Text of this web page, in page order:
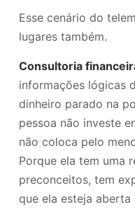
Esse cenário do
lugares também.
Consultoria
informações lógicas
dinheiro parado na
pessoa não investe
não coloca pelo
Porque ela tem uma
preconceitos, tem
que ela esteja